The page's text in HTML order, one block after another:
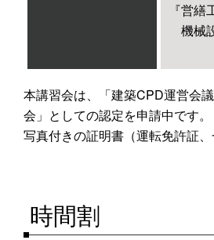
『営
機械
本講習会は、「建築CPD運営会
会」としての認定を申請中です
写真付きの証明書（運転免許証
時間割